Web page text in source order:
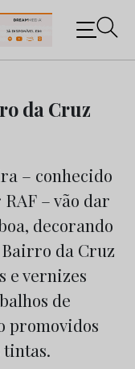
negócios do
da Cruz
– conhecido
– vão dar
decorando
da Cruz
e vernizes
de
promovidos
tintas.